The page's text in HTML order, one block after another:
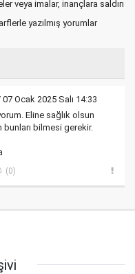
veya imalar, inançlara saldırı
yazılmış yorumlar
07 Ocak 2025 Salı 14:33
Eline sağlık olsun
bilmesi gerekir.
(0)